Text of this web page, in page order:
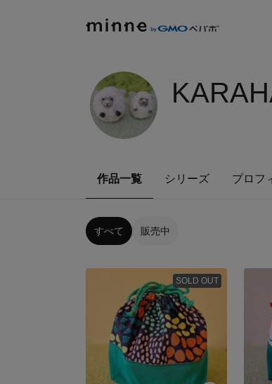
作品一覧 シリーズ プロフ
すべて 販売中
SOLD OUT